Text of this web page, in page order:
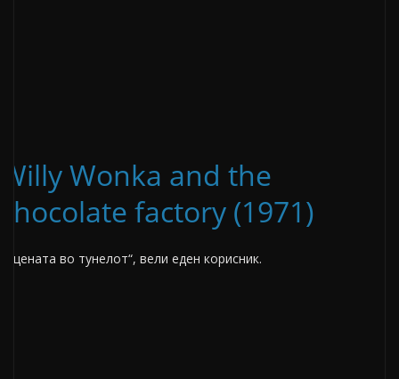
Willy Wonka and the
chocolate factory (1971)
„Сцената во тунелот“, вели еден корисник.